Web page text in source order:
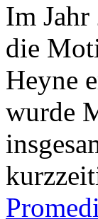
Im
die
Heyne
wurde